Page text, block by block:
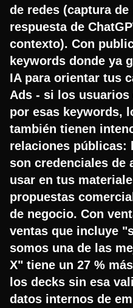
de redes (captura
respuesta de
contexto). Con
keywords donde ya
IA para orientar tus
Ads - si los usuarios
por esas keywords,
también tienen
relaciones públicas:
son credenciales de
usar en tus
propuestas
de negocio. Con
ventas que incluye
somos una de las
X" tiene un 27 %
los decks sin esa
datos internos de